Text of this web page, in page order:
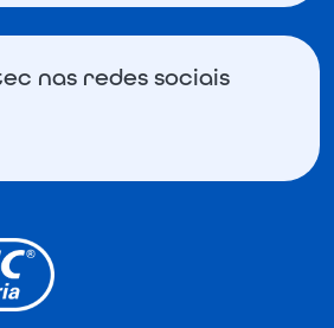
nas redes sociais